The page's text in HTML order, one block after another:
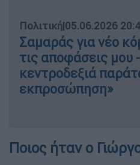
Πολιτική|05.06.2026
Σαμαράς για νέο
τις αποφάσεις μου
κεντροδεξιά
εκπροσώπηση»
Ποιος ήταν ο